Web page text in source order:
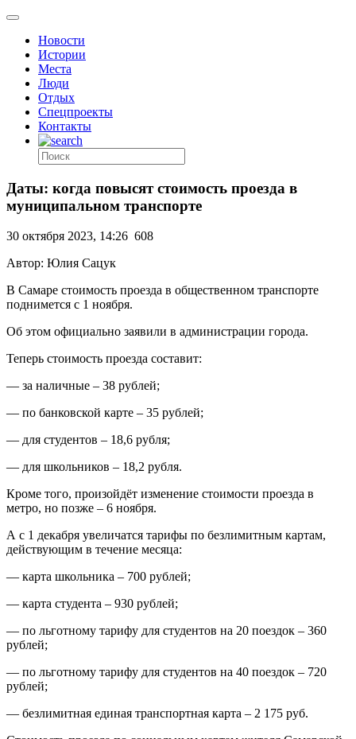
Новости
Истории
Места
Люди
Отдых
Спецпроекты
Контакты
Даты: когда повысят стоимость проезда в
муниципальном транспорте
30 октября 2023, 14:26 608
Автор: Юлия Сацук
В Самаре стоимость проезда в общественном транспорте
поднимется с 1 ноября.
Об этом официально заявили в администрации города.
Теперь стоимость проезда составит:
— за наличные – 38 рублей;
— по банковской карте – 35 рублей;
— для студентов – 18,6 рубля;
— для школьников – 18,2 рубля.
Кроме того, произойдёт изменение стоимости проезда в
метро, но позже – 6 ноября.
А с 1 декабря увеличатся тарифы по безлимитным картам,
действующим в течение месяца:
— карта школьника – 700 рублей;
— карта студента – 930 рублей;
— по льготному тарифу для студентов на 20 поездок – 360
рублей;
— по льготному тарифу для студентов на 40 поездок – 720
рублей;
— безлимитная единая транспортная карта – 2 175 руб.